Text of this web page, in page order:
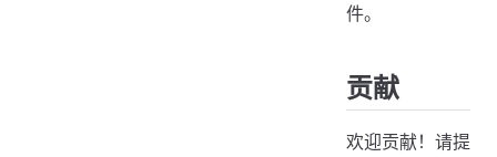
件。
贡献
欢迎贡献！请提